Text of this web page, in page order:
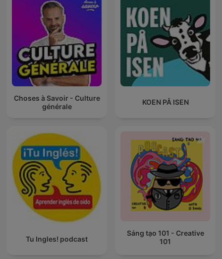
Choses à Savoir - Culture
générale
KOEN PÅ ISEN
Tu Ingles! podcast
Sáng tạo 101 - Creative
101